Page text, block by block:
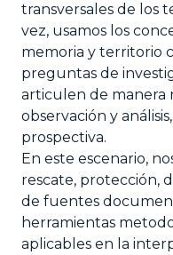
transversales de los
vez, usamos los
memoria y territorio
preguntas de
articulen de manera
observación y
prospectiva.
En este escenario,
rescate, protección,
de fuentes
herramientas
aplicables en la